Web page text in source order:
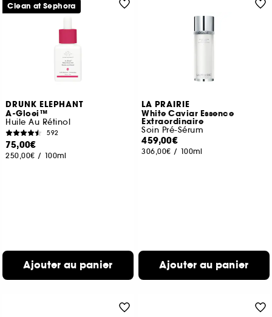
DRUNK ELEPHANT
A-Gloei™
Huile Au Rétinol
592
75,00€
250,00€ / 100ml
Ajouter au panier
Clean at Sephora
LA PRAIRIE
White Caviar Essence
Extraordinaire
Soin Pré-Sérum
459,00€
306,00€ / 100ml
Ajouter au panier